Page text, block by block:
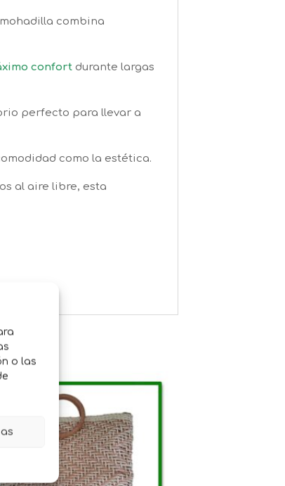
o las
combina
confort durante largas
perfecto para llevar a
como la estética.
al aire libre, esta